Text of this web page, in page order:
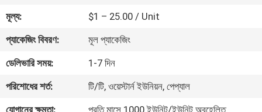
নিয়ন্ত্রণ
যোগাযোগ
করুন
মূল্য:
$1 – 25.00 / Unit
প্যাকেজিং বিবরণ:
মূল প্যাকেজিং
ডেলিভারি সময়:
1-7 দিন
পরিশোধের শর্ত:
টি/টি, ওয়েস্টার্ন ইউনিয়ন, পেপ্যাল